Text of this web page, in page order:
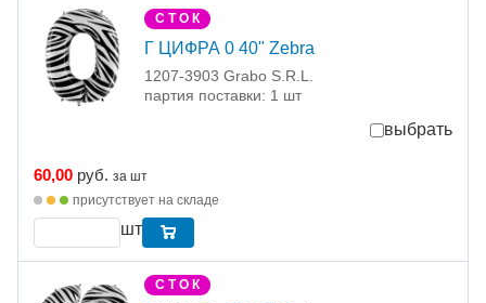
С Т О К
Г ЦИФРА 0 40" Zebra
1207-3903 Grabo S.R.L.
партия поставки: 1 шт
выбрать
60,00 руб. за шт
присутствует на складе
шт
С Т О К